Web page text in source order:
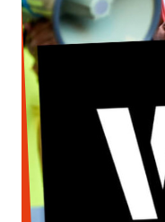
Transparenzregister
Datenschutz
Impressum